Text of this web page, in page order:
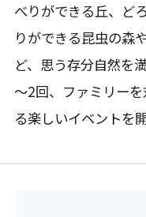
べりができる丘、ど
りができる昆虫の森
ど、思う存分自然を
～2回、ファミリー
る楽しいイベントを